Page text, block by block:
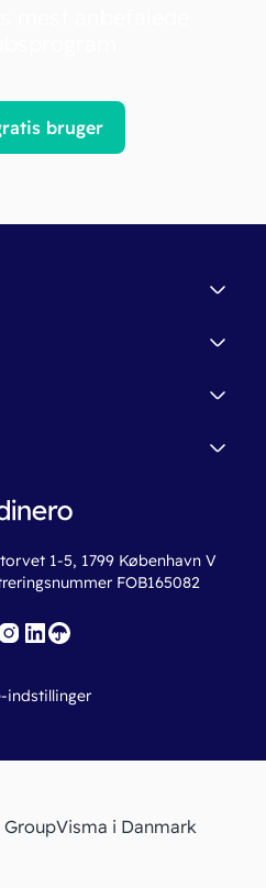
bruger
1-5, 1799 København V
FOB165082
indstillinger
GroupVisma i Danmark